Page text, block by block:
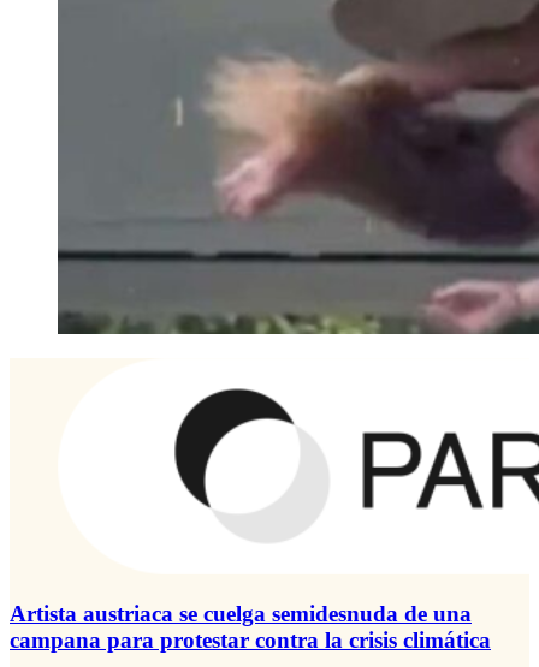
Artista austriaca se cuelga semidesnuda de una
campana para protestar contra la crisis climática